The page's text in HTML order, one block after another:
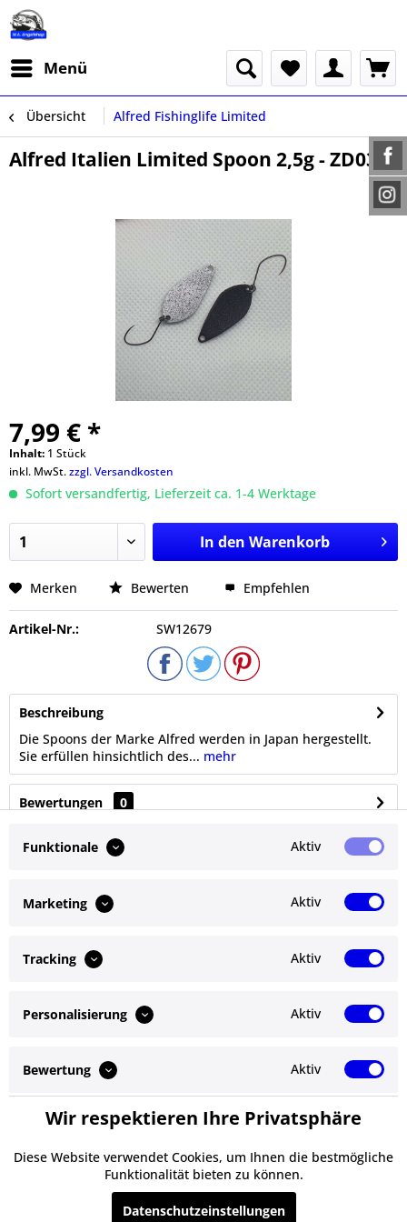
Menü
Übersicht Alfred Fishinglife Limited
Alfred Italien Limited Spoon 2,5g - ZD03
7,99 € *
Inhalt: 1 Stück
inkl. MwSt.zzgl. Versandkosten
Sofort versandfertig, Lieferzeit ca. 1-4 Werktage
In den Warenkorb
Merken Bewerten Empfehlen
Artikel-Nr.: SW12679
Beschreibung
Die Spoons der Marke Alfred werden in Japan hergestellt.
Sie erfüllen hinsichtlich des... mehr
Bewertungen
0
Kunden haben sich ebenfalls angesehen
Service Hotline
Shop Service
Informationen
* Alle Preise inkl. gesetzl. Mehrwertsteuer zzgl.Versandkosten
Nachnahmegebühren, wenn nicht anders beschrieben
Funktionale Aktiv
Marketing Aktiv
Tracking Aktiv
Personalisierung Aktiv
Bewertung Aktiv
Service Aktiv
Wir respektieren Ihre Privatsphäre
Diese Website verwendet Cookies, um Ihnen die bestmögliche
Funktionalität bieten zu können.
Datenschutzeinstellungen